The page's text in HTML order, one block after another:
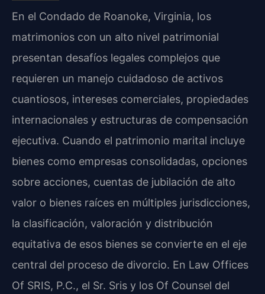
En el Condado de Roanoke, Virginia, los
matrimonios con un alto nivel patrimonial
presentan desafíos legales complejos que
requieren un manejo cuidadoso de activos
cuantiosos, intereses comerciales, propiedades
internacionales y estructuras de compensación
ejecutiva. Cuando el patrimonio marital incluye
bienes como empresas consolidadas, opciones
sobre acciones, cuentas de jubilación de alto
valor o bienes raíces en múltiples jurisdicciones,
la clasificación, valoración y distribución
equitativa de esos bienes se convierte en el eje
central del proceso de divorcio. En Law Offices
Of SRIS, P.C., el Sr. Sris y los Of Counsel del